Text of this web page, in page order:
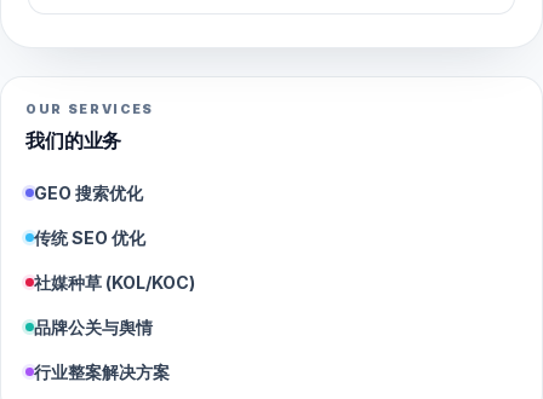
OUR SERVICES
我们的业务
GEO 搜索优化
传统 SEO 优化
社媒种草 (KOL/KOC)
品牌公关与舆情
行业整案解决方案